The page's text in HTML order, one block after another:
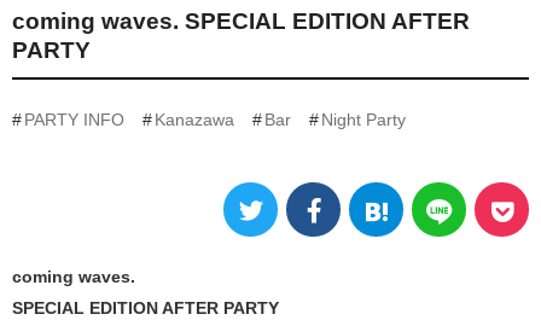
coming waves. SPECIAL EDITION AFTER
PARTY
PARTY INFO Kanazawa Bar Night Party
coming waves.
SPECIAL EDITION AFTER PARTY